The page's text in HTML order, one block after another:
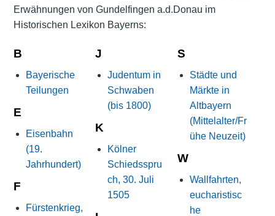
Erwähnungen von Gundelfingen a.d.Donau im
Historischen Lexikon Bayerns:
B
Bayerische
Teilungen
E
Eisenbahn
(19.
Jahrhundert)
F
Fürstenkrieg,
J
Judentum in
Schwaben
(bis 1800)
K
Kölner
Schiedsspru
ch, 30. Juli
1505
S
Städte und
Märkte in
Altbayern
(Mittelalter/Fr
ühe Neuzeit)
W
Wallfahrten,
eucharistisc
he